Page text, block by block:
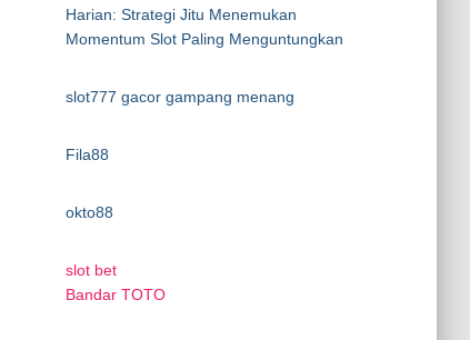
Harian: Strategi Jitu Menemukan
Momentum Slot Paling Menguntungkan
slot777 gacor gampang menang
Fila88
okto88
slot bet
Bandar TOTO